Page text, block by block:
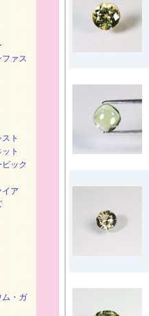
ァス
ト
ト
ック
ア
ム・ガ